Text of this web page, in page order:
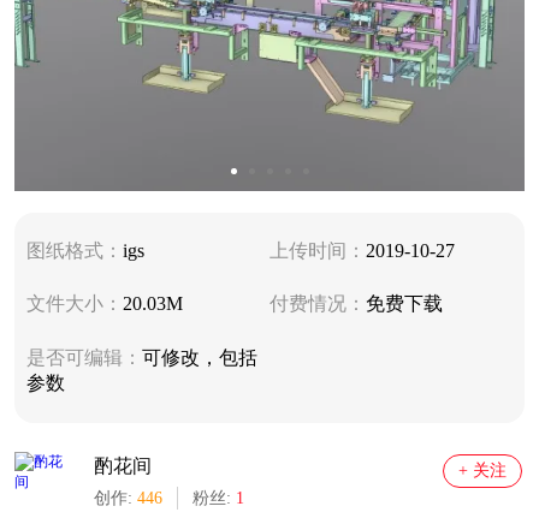
图纸格式： igs 上传时间： 2019-10-27
文件大小： 20.03M 付费情况： 免费下载
是否可编辑： 可修改，包括
参数
酌花间
创作: 446 粉丝: 1
+ 关注